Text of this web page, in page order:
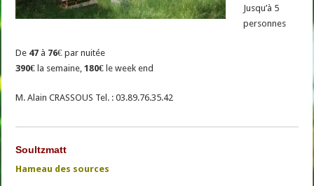
Jusqu’à 5
personnes
De 47 à 76€ par nuitée
390€ la semaine,180€ le week end
M. Alain CRASSOUS Tel. : 03.89.76.35.42
Soultzmatt
Hameau des sources